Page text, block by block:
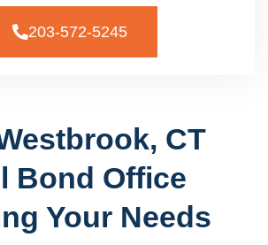
203-572-5245
CT
Bond Office
Your Needs